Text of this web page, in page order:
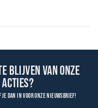
blijven van onze
je dan in voor onze nieuwsbrief!